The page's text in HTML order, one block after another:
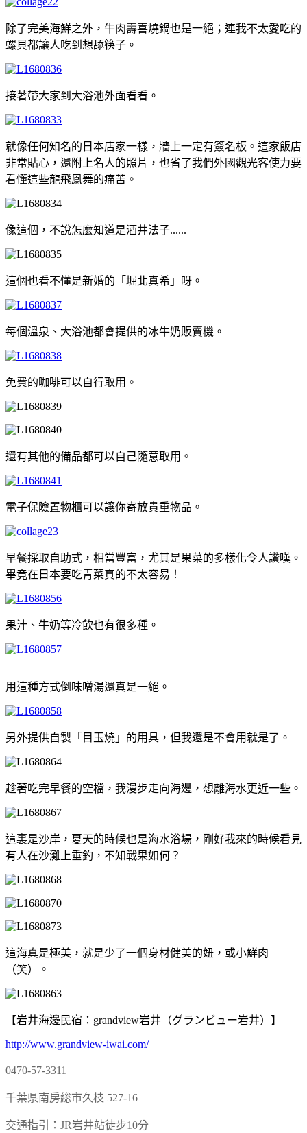
除了完美海鮮之外，牛肉壽喜燒鍋也是一絕；連我不太愛吃的
螺貝都讓人吃到想舔筷子。
接著帶大家到大浴池外面看看。
就像任何知名的日本店家一樣，牆上一定有簽名板。這家飯店
非常貼心，還附上名人的照片，也省了我們外國觀光客使力要
看懂這些龍飛鳳舞的痛苦。
像這個，不說怎麼知道是酒井法子......
這個也看不懂是新婚的「堀北真希」呀。
每個溫泉、大浴池都會提供的冰牛奶販賣機。
免費的咖啡可以自行取用。
還有其他的備品都可以自己隨意取用。
電子保險置物櫃可以讓你寄放貴重物品。
早餐採取自助式，相當豐富，尤其是果菜的多樣化令人讚嘆。
畢竟在日本要吃青菜真的不太容易！
果汁、牛奶等冷飲也有很多種。
用這種方式倒味噌湯還真是一絕。
另外提供自製「目玉燒」的用具，但我還是不會用就是了。
趁著吃完早餐的空檔，我漫步走向海邊，想離海水更近一些。
這裏是沙岸，夏天的時候也是海水浴場，剛好我來的時候看見
有人在沙灘上垂釣，不知戰果如何？
這海真是極美，就是少了一個身材健美的妞，或小鮮肉
（笑）。
【岩井海邊民宿：grandview岩井（グランビュー岩井）】
http://www.grandview-iwai.com/
0470-57-3311
千葉県南房総市久枝 527-16
交通指引：JR岩井站徒步10分